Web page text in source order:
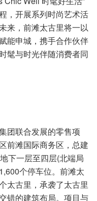
，开展系列时尚艺术活
来，前滩太古里将一以
能申城，携手合作伙伴
髦与时光伴随消费者同
团联合发展的零售项
前滩国际商务区，总建
下一层至四层(北端局
个停车位。前滩太
太古里，承袭了太古里
错的建筑布局。项目与